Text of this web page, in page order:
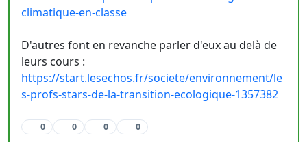
climatique-en-classe
D'autres font en revanche parler d'eux au delà de
leurs cours :
https://start.lesechos.fr/societe/environnement/le
s-profs-stars-de-la-transition-ecologique-1357382
0 0 0 0